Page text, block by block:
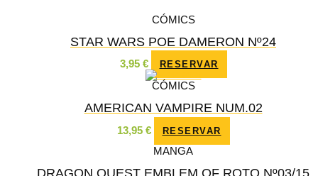
CÓMICS
STAR WARS POE DAMERON Nº24
3,95 € RESERVAR
CÓMICS
AMERICAN VAMPIRE NUM.02
13,95 € RESERVAR
MANGA
DRAGON QUEST EMBLEM OF ROTO Nº03/15